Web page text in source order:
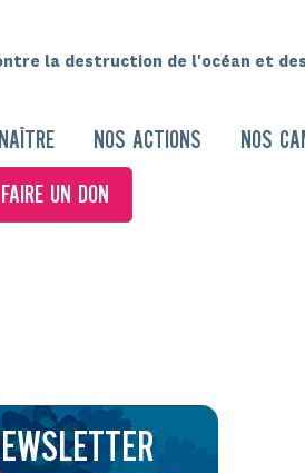
la destruction de l'océan et
NOS ACTIONS NOS
FAIRE UN DON